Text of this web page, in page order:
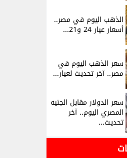
الذهب اليوم في مصر..
أسعار عيار 24 و21...
سعر الذهب اليوم في
مصر.. آخر تحديث لعيار...
سعر الدولار مقابل الجنيه
المصري اليوم.. آخر
تحديث...